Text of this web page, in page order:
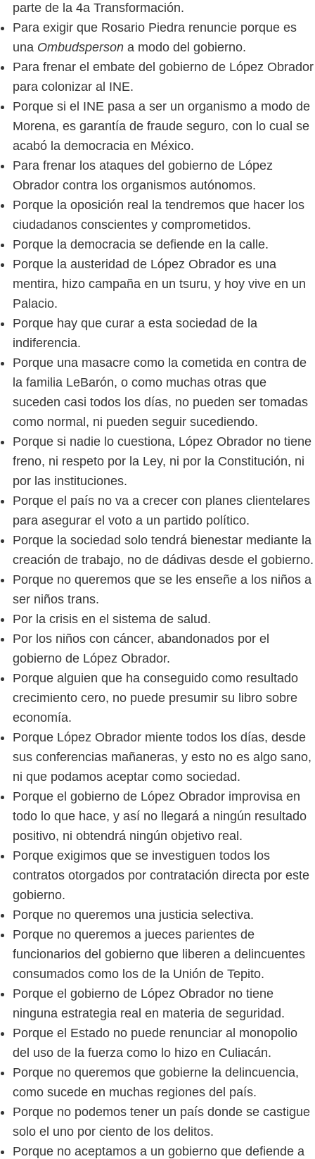
parte de la 4a Transformación.
Para exigir que Rosario Piedra renuncie porque es
una Ombudspersona modo del gobierno.
Para frenar el embate del gobierno de López Obrador
para colonizar al INE.
Porque si el INE pasa a ser un organismo a modo de
Morena, es garantía de fraude seguro, con lo cual se
acabó la democracia en México.
Para frenar los ataques del gobierno de López
Obrador contra los organismos autónomos.
Porque la oposición real la tendremos que hacer los
ciudadanos conscientes y comprometidos.
Porque la democracia se defiende en la calle.
Porque la austeridad de López Obrador es una
mentira, hizo campaña en un tsuru, y hoy vive en un
Palacio.
Porque hay que curar a esta sociedad de la
indiferencia.
Porque una masacre como la cometida en contra de
la familia LeBarón, o como muchas otras que
suceden casi todos los días, no pueden ser tomadas
como normal, ni pueden seguir sucediendo.
Porque si nadie lo cuestiona, López Obrador no tiene
freno, ni respeto por la Ley, ni por la Constitución, ni
por las instituciones.
Porque el país no va a crecer con planes clientelares
para asegurar el voto a un partido político.
Porque la sociedad solo tendrá bienestar mediante la
creación de trabajo, no de dádivas desde el gobierno.
Porque no queremos que se les enseñe a los niños a
ser niños trans.
Por la crisis en el sistema de salud.
Por los niños con cáncer, abandonados por el
gobierno de López Obrador.
Porque alguien que ha conseguido como resultado
crecimiento cero, no puede presumir su libro sobre
economía.
Porque López Obrador miente todos los días, desde
sus conferencias mañaneras, y esto no es algo sano,
ni que podamos aceptar como sociedad.
Porque el gobierno de López Obrador improvisa en
todo lo que hace, y así no llegará a ningún resultado
positivo, ni obtendrá ningún objetivo real.
Porque exigimos que se investiguen todos los
contratos otorgados por contratación directa por este
gobierno.
Porque no queremos una justicia selectiva.
Porque no queremos a jueces parientes de
funcionarios del gobierno que liberen a delincuentes
consumados como los de la Unión de Tepito.
Porque el gobierno de López Obrador no tiene
ninguna estrategia real en materia de seguridad.
Porque el Estado no puede renunciar al monopolio
del uso de la fuerza como lo hizo en Culiacán.
Porque no queremos que gobierne la delincuencia,
como sucede en muchas regiones del país.
Porque no podemos tener un país donde se castigue
solo el uno por ciento de los delitos.
Porque no aceptamos a un gobierno que defiende a